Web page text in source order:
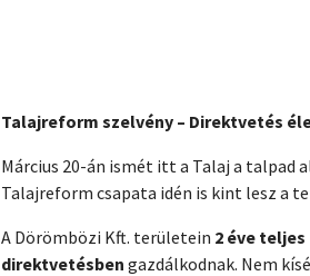
Talajreform szelvény – Direktvetés
Március 20-án ismét itt a Talaj a talpad
Talajreform csapata idén is kint lesz a
A Dörömbözi Kft. területein 2 éve teljes
direktvetésben gazdálkodnak. Nem